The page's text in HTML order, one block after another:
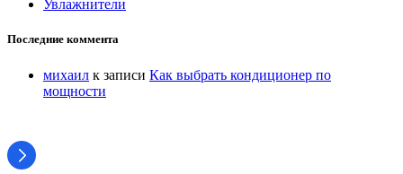
Увлажнители
Последние коммента
михаил к записи Как выбрать кондиционер по
мощности